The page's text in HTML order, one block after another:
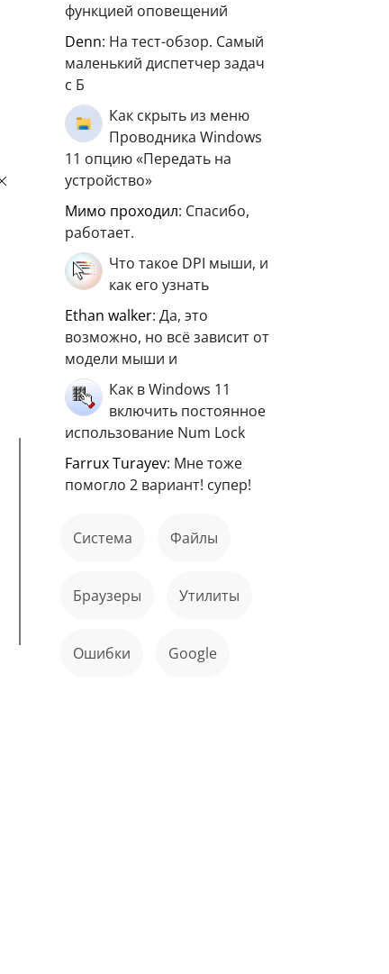
функцией оповещений
Denn: На тест-обзор. Самый
маленький диспетчер задач
с Б
Как скрыть из меню
Проводника Windows
11 опцию «Передать на
устройство»
мимо проходил: Спасибо,
работает.
Что такое DPI мыши, и
как его узнать
ethan walker: Да, это
возможно, но всё зависит от
модели мыши и
Как в Windows 11
включить постоянное
использование Num Lock
Farrux Turayev: Мне тоже
помогло 2 вариант! супер!
Система файлы
Браузеры Утилиты
ошибки Google